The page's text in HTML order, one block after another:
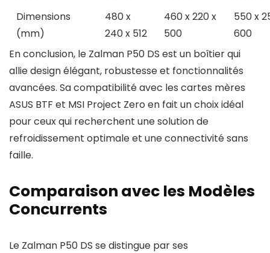
Dimensions
(mm)
480 x
240 x 512
460 x 220 x
500
550 x
600
En conclusion, le Zalman P50 DS est un boîtier qui
allie design élégant, robustesse et fonctionnalités
avancées. Sa compatibilité avec les cartes mères
ASUS BTF et MSI Project Zero en fait un choix idéal
pour ceux qui recherchent une solution de
refroidissement optimale et une connectivité sans
faille.
Comparaison avec les Modèles
Concurrents
Le Zalman P50 DS se distingue par ses